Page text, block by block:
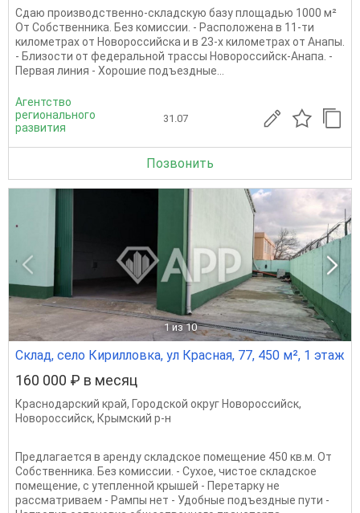
Сдаю производственно-складскую базу площадью 1000 м²
От Собственника. Без комиссии. - Расположена в 11-ти
километрах от Новороссийска и в 23-х километрах от Анапы.
- Близости от федеральной трассы Новороссийск-Анапа. -
Первая линия - Хорошие подъездные...
Агентство
регионального
развития
31.07
Позвонить
1 из 10
Склад, село Кирилловка, ул Красная, 77, 450 м², 1 этаж
160 000 ₽ в месяц
Краснодарский край, Городской округ Новороссийск,
Новороссийск, Крымский р-н
Предлагается в аренду складское помещение 450 кв.м. От
Собственника. Без комиссии. - Сухое, чистое складское
помещение, с утепленной крышей - Перетарку не
рассматриваем - Рампы нет - Удобные подъездные пути -